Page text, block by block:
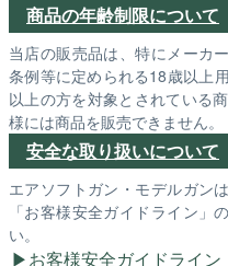
商品の年齢制限について
当店の販売品は、特にメーカ
条例等に定められる18歳以上
以上の方を対象とされている
様には商品を販売できません。
安全な取り扱いについて
エアソフトガン・モデルガン
「お客様安全ガイドライン」
い。
お客様安全ガイドライン